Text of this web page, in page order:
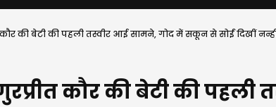
की बेटी की पहली तस्वीर आई सामने, गोद में सकून से सोईं दिखीं
कौर की बेटी की